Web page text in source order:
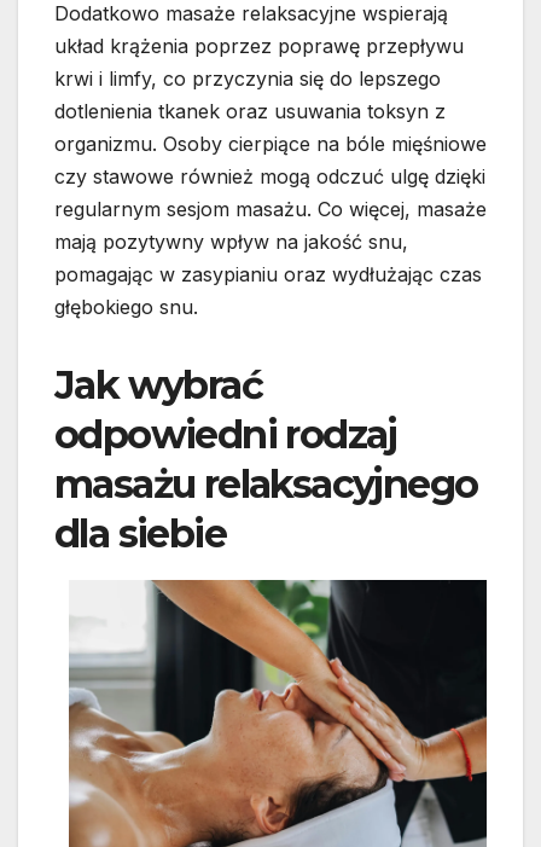
Dodatkowo masaże relaksacyjne wspierają
układ krążenia poprzez poprawę przepływu
krwi i limfy, co przyczynia się do lepszego
dotlenienia tkanek oraz usuwania toksyn z
organizmu. Osoby cierpiące na bóle mięśniowe
czy stawowe również mogą odczuć ulgę dzięki
regularnym sesjom masażu. Co więcej, masaże
mają pozytywny wpływ na jakość snu,
pomagając w zasypianiu oraz wydłużając czas
głębokiego snu.
Jak wybrać
odpowiedni rodzaj
masażu relaksacyjnego
dla siebie